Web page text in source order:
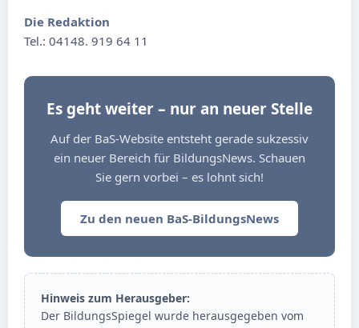
Die Redaktion
Tel.: 04148. 919 64 11
Es geht weiter – nur an neuer Stelle
Auf der BaS-Website entsteht gerade sukzessiv
ein neuer Bereich für BildungsNews. Schauen
Sie gern vorbei – es lohnt sich!
Zu den neuen BaS-BildungsNews
Hinweis zum Herausgeber:
Der BildungsSpiegel wurde herausgegeben vom